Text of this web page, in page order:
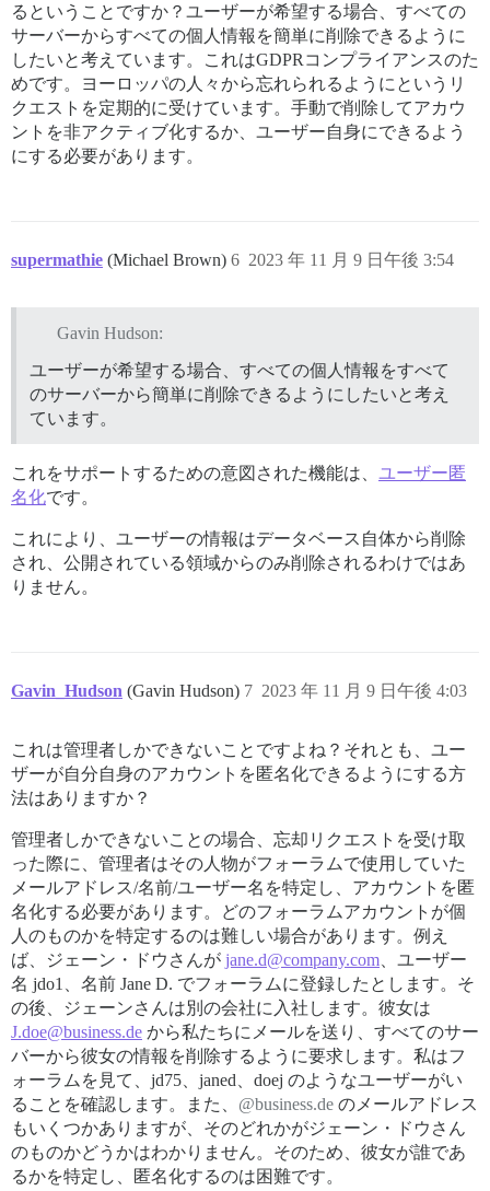
るということですか？ユーザーが希望する場合、すべての
サーバーからすべての個人情報を簡単に削除できるように
したいと考えています。これはGDPRコンプライアンスのた
めです。ヨーロッパの人々から忘れられるようにというリ
クエストを定期的に受けています。手動で削除してアカウ
ントを非アクティブ化するか、ユーザー自身にできるよう
にする必要があります。
supermathie (Michael Brown) 2023 年 11 月 9 日午後 3:54
6
Gavin Hudson:
ユーザーが希望する場合、すべての個人情報をすべて
のサーバーから簡単に削除できるようにしたいと考え
ています。
これをサポートするための意図された機能は、 ユーザー匿
名化です。
これにより、ユーザーの情報はデータベース自体から削除
され、公開されている領域からのみ削除されるわけではあ
りません。
Gavin_Hudson (Gavin Hudson) 2023 年 11 月 9 日午後 4:03
7
これは管理者しかできないことですよね？それとも、ユー
ザーが自分自身のアカウントを匿名化できるようにする方
法はありますか？
管理者しかできないことの場合、忘却リクエストを受け取
った際に、管理者はその人物がフォーラムで使用していた
メールアドレス/名前/ユーザー名を特定し、アカウントを匿
名化する必要があります。どのフォーラムアカウントが個
人のものかを特定するのは難しい場合があります。例え
ば、ジェーン・ドウさんが jane.d@company.com 、ユーザー
名 jdo1、名前 Jane D. でフォーラムに登録したとします。そ
の後、ジェーンさんは別の会社に入社します。彼女は
J.doe@business.de から私たちにメールを送り、すべてのサー
バーから彼女の情報を削除するように要求します。私はフ
ォーラムを見て、jd75、janed、doej のようなユーザーがい
ることを確認します。また、 @business.de のメールアドレス
もいくつかありますが、そのどれかがジェーン・ドウさん
のものかどうかはわかりません。そのため、彼女が誰であ
るかを特定し、匿名化するのは困難です。